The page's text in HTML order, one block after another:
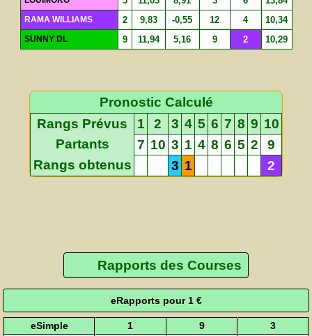
RAMA WILLIAMS 2 9,83 -0,55 12 4 10,34
SUNNY DL 9 11,94 5,16 9 2 10,29
Pronostic Calculé
Rangs Prévus
1 2 3 4 5 6 7 8 9 10
Partants
7 10 3 1 4 8 6 5 2
9
Rangs obtenus
3 1 2
Rapports des Courses
eRapports pour 1 €
eSimple 1 9
3